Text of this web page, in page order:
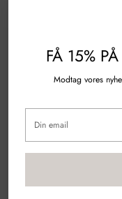
FÅ 15%
Modtag vores
email
Spørgsmål?Skriv til os
Sikker betaling med